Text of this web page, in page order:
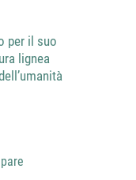
per il suo
lignea